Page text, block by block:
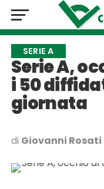
SERIE A
Serie A,
i 50
giornata
di Giovanni Rosati